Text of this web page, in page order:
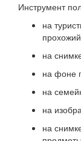
Инструмент
на
на
на фоне
на
на
на